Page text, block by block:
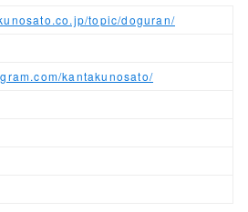
topic/doguran/
kantakunosato/